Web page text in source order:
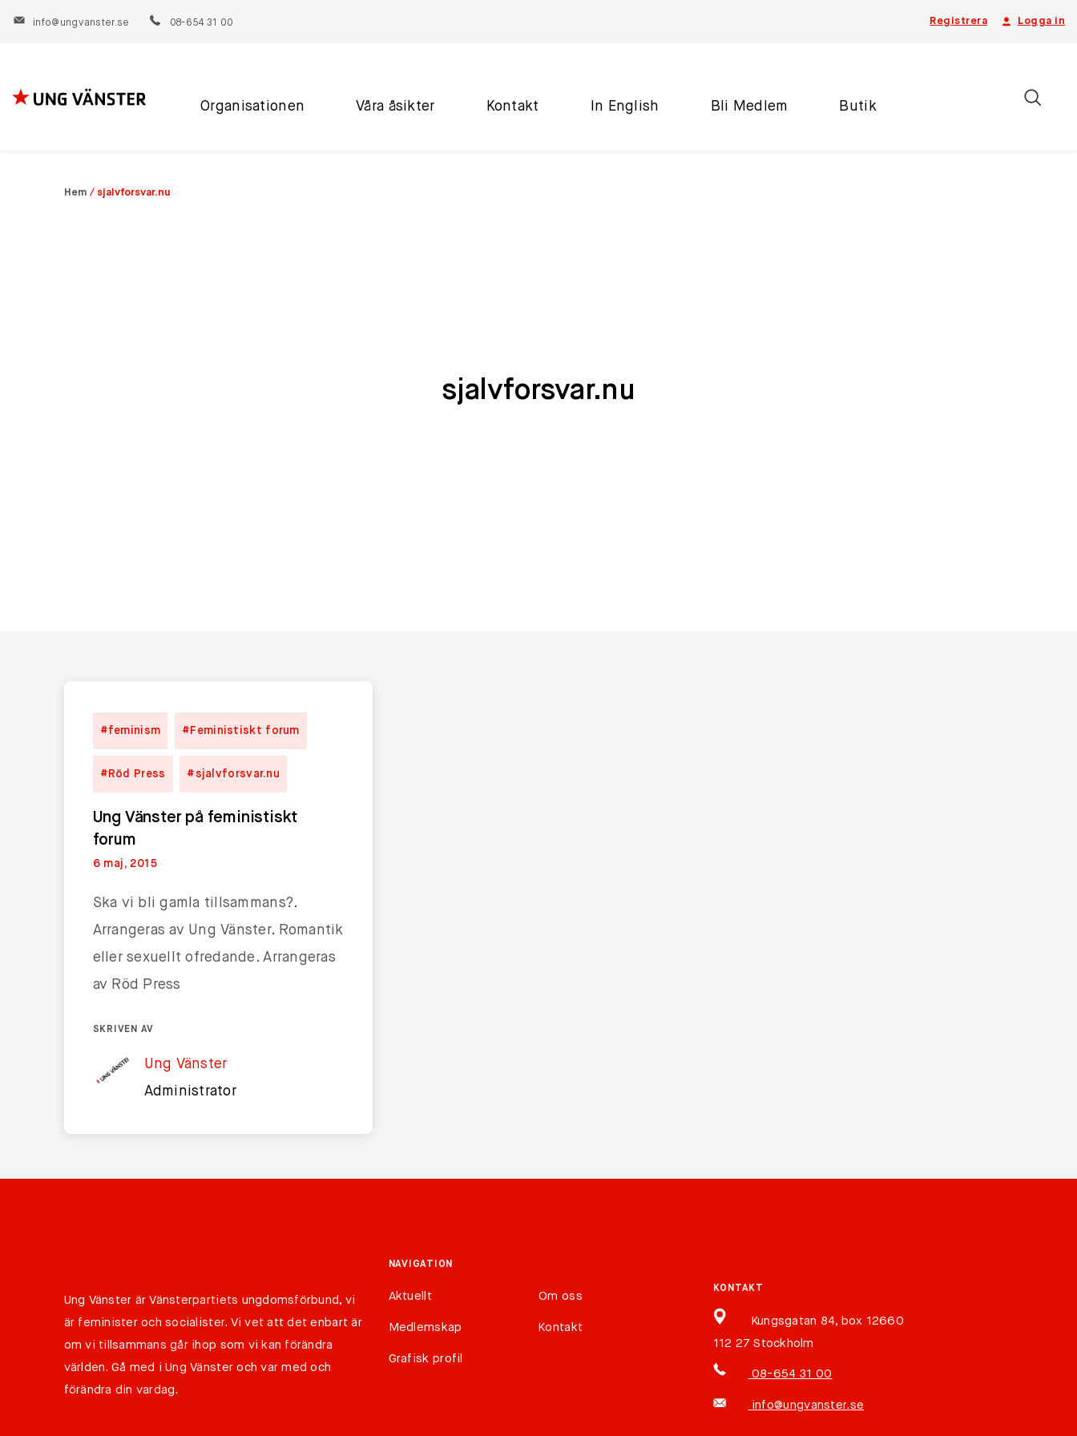
Registrera Logga in
info@ungvanster.se 08-654 31 00
Hoppa
Organisationen Våra åsikter Kontakt In English Bli Medlem Butik
Hem /sjalvforsvar.nu
sjalvforsvar.nu
#feminism #Feministiskt forum
#Röd Press #sjalvforsvar.nu
Ung Vänster på feministiskt
forum
6 maj, 2015
Ska vi bli gamla tillsammans?.
Arrangeras av Ung Vänster. Romantik
eller sexuellt ofredande. Arrangeras
av Röd Press
SKRIVEN AV
Ung Vänster
Administrator
Ung Vänster är Vänsterpartiets ungdomsförbund, vi
är feminister och socialister. Vi vet att det enbart är
om vi tillsammans går ihop som vi kan förändra
världen. Gå med i Ung Vänster och var med och
förändra din vardag.
NAVIGATION
Aktuellt Om oss
Medlemskap Kontakt
Grafisk profil
KONTAKT
Kungsgatan 84, box 12660
112 27 Stockholm
08-654 31 00
info@ungvanster.se